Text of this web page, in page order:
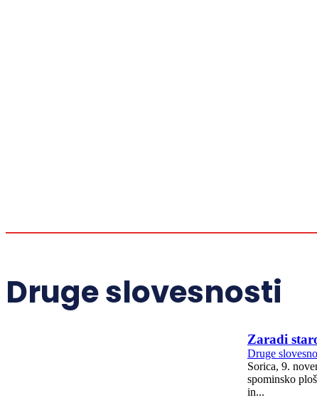
Druge slovesnosti
Zaradi
Druge
Sorica, 9. november 2025 Spomin na pobite si v srcih živih in zvestih utre pot v
spominsko
in...